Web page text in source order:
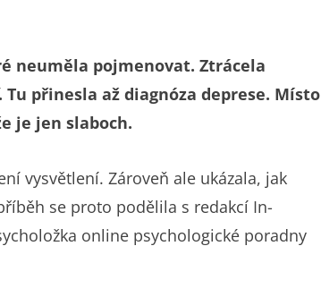
neuměla pojmenovat. Ztrácela
přinesla až diagnóza deprese. Místo
je jen slaboch.
vysvětlení. Zároveň ale ukázala, jak
se proto podělila s redakcí In-
online psychologické poradny